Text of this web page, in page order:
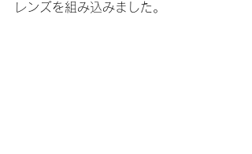
レンズを組み込みました。